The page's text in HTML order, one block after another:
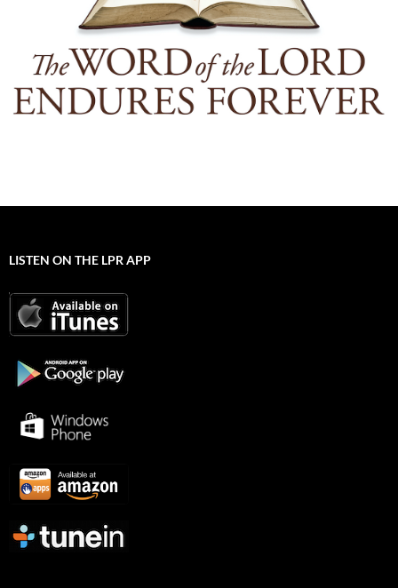
LISTEN ON THE LPR APP